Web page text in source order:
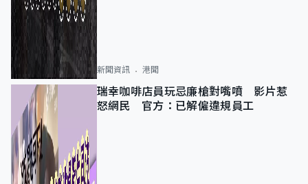
新聞資訊 港聞
瑞幸咖啡店員玩忌廉槍對嘴噴 影片惹
怒網民 官方：已解僱違規員工